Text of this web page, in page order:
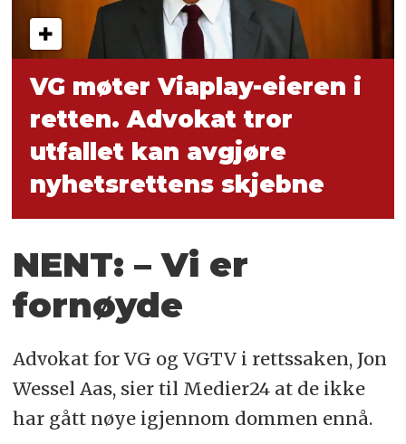
VG møter Viaplay-eieren i
retten. Advokat tror
utfallet kan avgjøre
nyhetsrettens skjebne
NENT: – Vi er
fornøyde
Advokat for VG og VGTV i rettssaken, Jon
Wessel Aas, sier til Medier24 at de ikke
har gått nøye igjennom dommen ennå.